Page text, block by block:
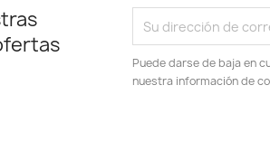
Puede darse de baja en
nuestra información de